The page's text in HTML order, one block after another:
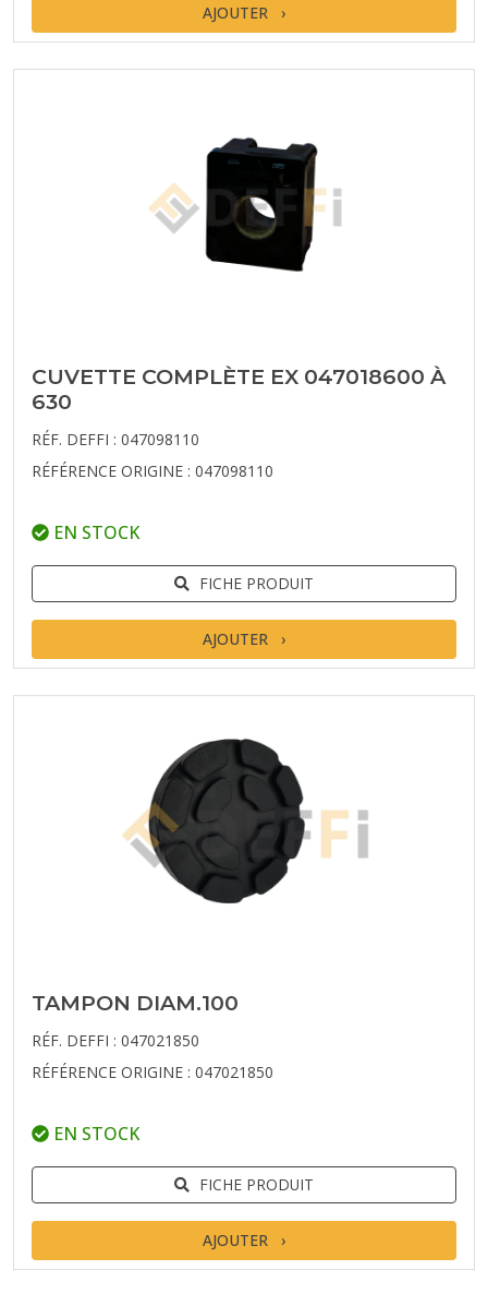
AJOUTER
CUVETTE COMPLÈTE EX 047018600 À
630
RÉF. DEFFI : 047098110
RÉFÉRENCE ORIGINE : 047098110
EN STOCK
FICHE PRODUIT
AJOUTER
TAMPON DIAM.100
RÉF. DEFFI : 047021850
RÉFÉRENCE ORIGINE : 047021850
EN STOCK
FICHE PRODUIT
AJOUTER